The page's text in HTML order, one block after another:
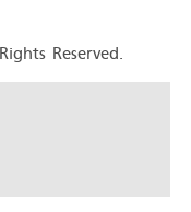
Reserved.